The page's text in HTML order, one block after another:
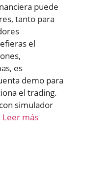
puede
tanto para
el
es
demo para
el trading.
simulador
Leer más